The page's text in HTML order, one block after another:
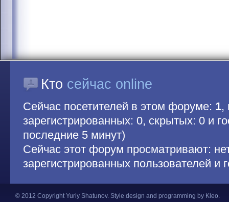
Кто сейчас online
Сейчас посетителей в этом форуме: 1,
зарегистрированных: 0, скрытых: 0 и
последние 5 минут)
Сейчас этот форум просматривают:
зарегистрированных пользователей и
© 2012 Copyright Yuriy Shatunov. Style design and programming by Kleo.